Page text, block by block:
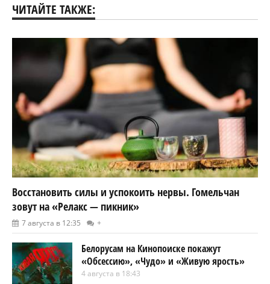
ЧИТАЙТЕ ТАКЖЕ:
Восстановить силы и успокоить нервы. Гомельчан
зовут на «Релакс — пикник»
7 августа в 12:35 +
Белорусам на Кинопоиске покажут
«Обсессию», «Чудо» и «Живую ярость»
4 августа в 18:43